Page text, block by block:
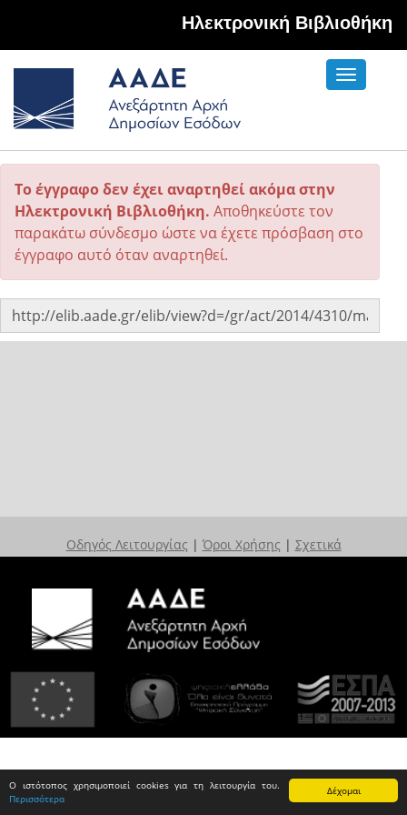
Δέχομαι
Ο ιστότοπος χρησιμοποιεί cookies για τη λειτουργία του.
Περισσότερα
Hλεκτρονική Βιβλιοθήκη
Toggle
Το έγγραφο δεν έχει αναρτηθεί ακόμα στην
Ηλεκτρονική Βιβλιοθήκη. Αποθηκεύστε τον
παρακάτω σύνδεσμο ώστε να έχετε πρόσβαση στο
έγγραφο αυτό όταν αναρτηθεί.
Οδηγός Λειτουργίας | Όροι Χρήσης | Σχετικά